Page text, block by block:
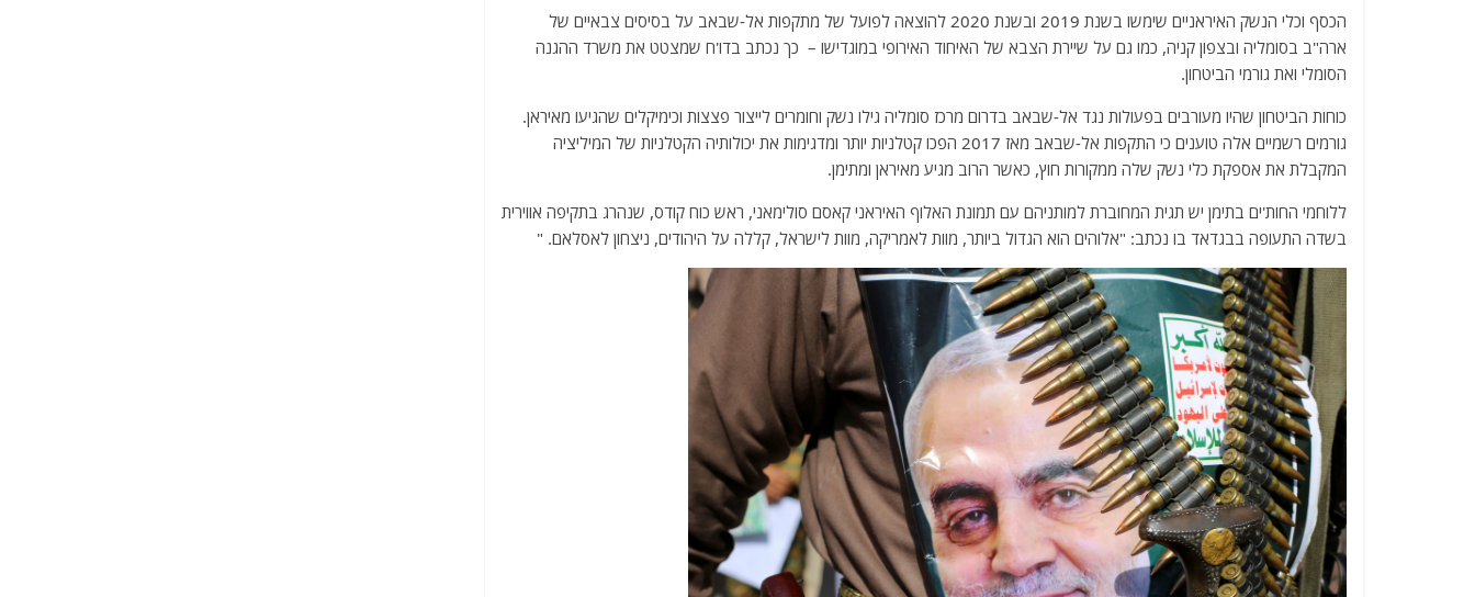
הכסף וכלי הנשק האיראניים שימשו בשנת 2019 ובשנת 2020 להוצאה לפועל של מתקפות אל-שבאב על בסיסים צבאיים של
ארה"ב בסומליה ובצפון קניה, כמו גם על שיירת הצבא של האיחוד האירופי במוגדישו – כך נכתב בדו'ח שמצטט את משרד ההגנה
הסומלי ואת גורמי הביטחון.
כוחות הביטחון שהיו מעורבים בפעולות נגד אל-שבאב בדרום מרכז סומליה גילו נשק וחומרים לייצור פצצות וכימיקלים שהגיעו מאיראן.
גורמים רשמיים אלה טוענים כי התקפות אל-שבאב מאז 2017 הפכו קטלניות יותר ומדגימות את יכולותיה הקטלניות של המיליציה
המקבלת את אספקת כלי נשק שלה ממקורות חוץ, כאשר הרוב מגיע מאיראן ומתימן.
ללוחמי החות'ים בתימן יש תגית המחוברת למותניהם עם תמונת האלוף האיראני קאסם סולימאני, ראש כוח קודס, שנהרג בתקיפה אווירית
בשדה התעופה בבגדאד בו נכתב: "אלוהים הוא הגדול ביותר, מוות לאמריקה, מוות לישראל, קללה על היהודים, ניצחון לאסלאם. "